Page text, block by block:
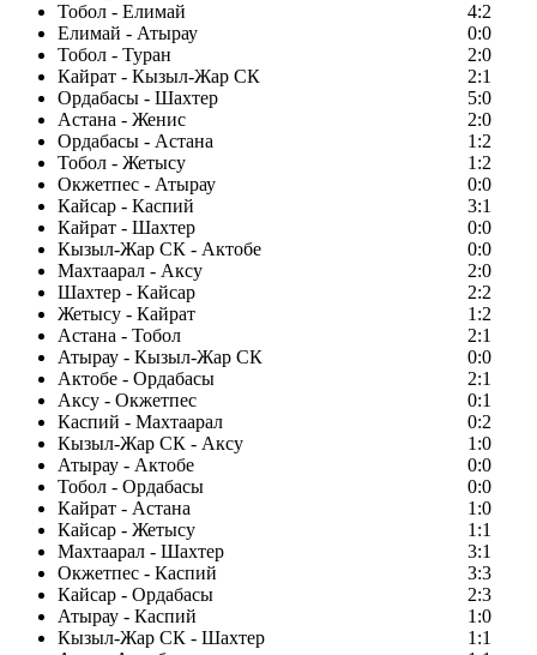
Тобол - Елимай
4:2
Елимай - Атырау
0:0
Тобол - Туран
2:0
Кайрат - Кызыл-Жар СК
2:1
Ордабасы - Шахтер
5:0
Астана - Женис
2:0
Ордабасы - Астана
1:2
Тобол - Жетысу
1:2
Окжетпес - Атырау
0:0
Кайсар - Каспий
3:1
Кайрат - Шахтер
0:0
Кызыл-Жар СК - Актобе
0:0
Махтаарал - Аксу
2:0
Шахтер - Кайсар
2:2
Жетысу - Кайрат
1:2
Астана - Тобол
2:1
Атырау - Кызыл-Жар СК
0:0
Актобе - Ордабасы
2:1
Аксу - Окжетпес
0:1
Каспий - Махтаарал
0:2
Кызыл-Жар СК - Аксу
1:0
Атырау - Актобе
0:0
Тобол - Ордабасы
0:0
Кайрат - Астана
1:0
Кайсар - Жетысу
1:1
Махтаарал - Шахтер
3:1
Окжетпес - Каспий
3:3
Кайсар - Ордабасы
2:3
Атырау - Каспий
1:0
Кызыл-Жар СК - Шахтер
1:1